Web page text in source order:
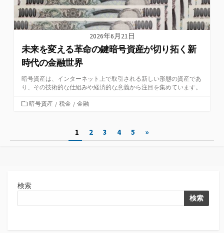
2026年6月21日
未来を変える革命の鍵暗号資産が切り拓く新
時代の金融世界
暗号資産は、インターネット上で取引される新しい形態の資産であ
り、その技術的な仕組みや経済的な意義から注目を集めています。
カ
ー
暗号資産 / 税金 / 金融
ペ
1 2 3 4 5 »
検索
検索